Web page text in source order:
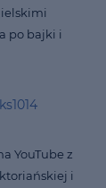
po bajki i
YouTube z
i